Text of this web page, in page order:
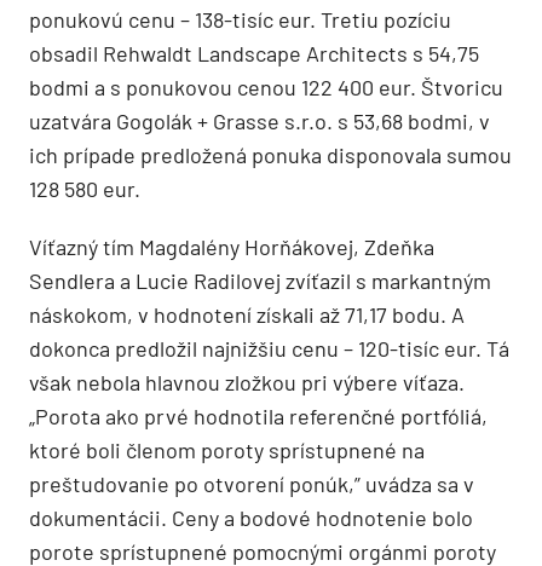
ponukovú cenu – 138-tisíc eur. Tretiu pozíciu
obsadil Rehwaldt Landscape Architects s 54,75
bodmi a s ponukovou cenou 122 400 eur. Štvoricu
uzatvára Gogolák + Grasse s.r.o. s 53,68 bodmi, v
ich prípade predložená ponuka disponovala sumou
128 580 eur.
Víťazný tím Magdalény Horňákovej, Zdeňka
Sendlera a Lucie Radilovej zvíťazil s markantným
náskokom, v hodnotení získali až 71,17 bodu. A
dokonca predložil najnižšiu cenu – 120-tisíc eur. Tá
však nebola hlavnou zložkou pri výbere víťaza.
„Porota ako prvé hodnotila referenčné portfóliá,
ktoré boli členom poroty sprístupnené na
preštudovanie po otvorení ponúk,” uvádza sa v
dokumentácii. Ceny a bodové hodnotenie bolo
porote sprístupnené pomocnými orgánmi poroty